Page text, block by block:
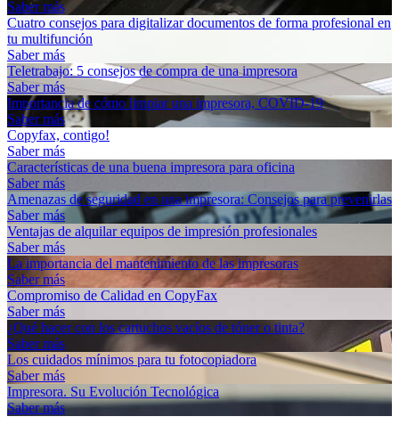
Saber más
Cuatro consejos para digitalizar documentos de forma profesional en
tu multifunción
Saber más
Teletrabajo: 5 consejos de compra de una impresora
Saber más
Importancia de cómo limpiar una impresora, COVID-19
Saber más
Copyfax, contigo!
Saber más
Características de una buena impresora para oficina
Saber más
Amenazas de seguridad en una impresora: Consejos para prevenirlas
Saber más
Ventajas de alquilar equipos de impresión profesionales
Saber más
La importancia del mantenimiento de las impresoras
Saber más
Compromiso de Calidad en CopyFax
Saber más
¿Qué hacer con los cartuchos vacíos de tóner o tinta?
Saber más
Los cuidados mínimos para tu fotocopiadora
Saber más
Impresora. Su Evolución Tecnológica
Saber más